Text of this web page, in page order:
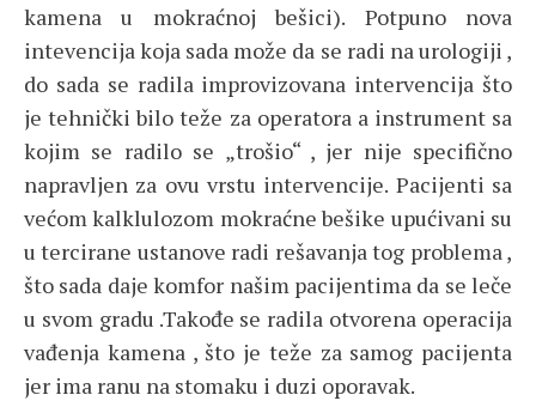
kamena u mokraćnoj bešici). Potpuno nova
intevencija koja sada može da se radi na urologiji ,
do sada se radila improvizovana intervencija što
je tehnički bilo teže za operatora a instrument sa
kojim se radilo se „trošio“ , jer nije specifično
napravljen za ovu vrstu intervencije. Pacijenti sa
većom kalklulozom mokraćne bešike upućivani su
u tercirane ustanove radi rešavanja tog problema ,
što sada daje komfor našim pacijentima da se leče
u svom gradu .Takođe se radila otvorena operacija
vađenja kamena , što je teže za samog pacijenta
jer ima ranu na stomaku i duzi oporavak.